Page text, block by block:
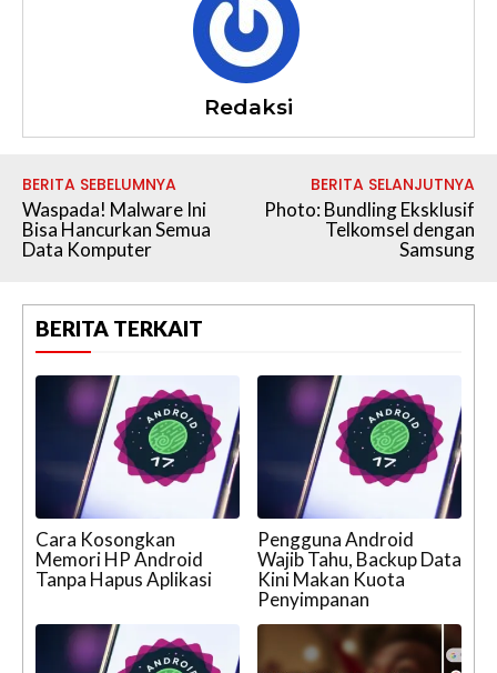
Redaksi
BERITA SEBELUMNYA
Waspada! Malware Ini
Bisa Hancurkan Semua
Data Komputer
BERITA SELANJUTNYA
Photo: Bundling Eksklusif
Telkomsel dengan
Samsung
BERITA TERKAIT
Cara Kosongkan
Memori HP Android
Tanpa Hapus Aplikasi
Pengguna Android
Wajib Tahu, Backup Data
Kini Makan Kuota
Penyimpanan